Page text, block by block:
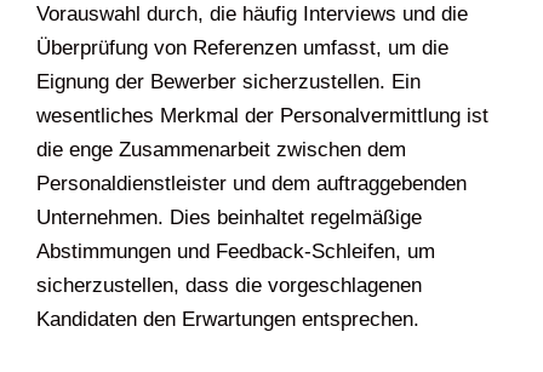
Vorauswahl durch, die häufig Interviews und die
Überprüfung von Referenzen umfasst, um die
Eignung der Bewerber sicherzustellen. Ein
wesentliches Merkmal der Personalvermittlung ist
die enge Zusammenarbeit zwischen dem
Personaldienstleister und dem auftraggebenden
Unternehmen. Dies beinhaltet regelmäßige
Abstimmungen und Feedback-Schleifen, um
sicherzustellen, dass die vorgeschlagenen
Kandidaten den Erwartungen entsprechen.